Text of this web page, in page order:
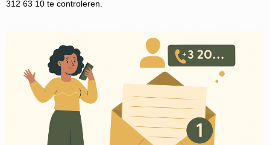
312 63 10 te controleren.